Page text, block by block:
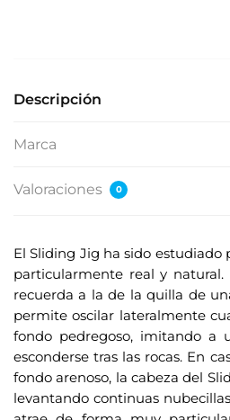
Descripción
Marca
Valoraciones 0
El Sliding Jig ha sido estudiado
particularmente real y natural.
recuerda a la de la quilla de
permite oscilar lateralmente
fondo pedregoso, imitando a
esconderse tras las rocas. En
fondo arenoso, la cabeza del
levantando continuas